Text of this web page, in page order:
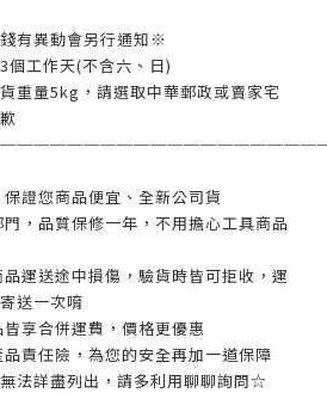
有異動會另行通知※
工作天(不含六、日)
重量5kg，請選取中華郵政或賣家宅
證您商品便宜、全新公司貨
，品質保修一年，不用擔心工具商品
運送途中損傷，驗貨時皆可拒收，運
送一次唷
享合併運費，價格更優惠
責任險，為您的安全再加一道保障
法詳盡列出，請多利用聊聊詢問☆